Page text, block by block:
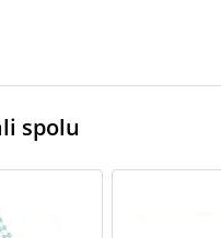
spolu